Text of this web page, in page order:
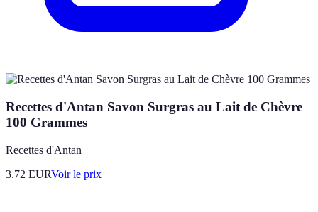
Recettes d'Antan Savon Surgras au Lait de Chèvre
100 Grammes
Recettes d'Antan
3.72 EURVoir le prix